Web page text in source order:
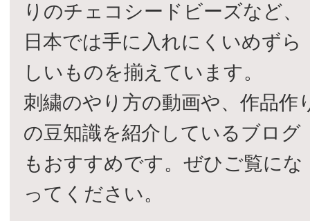
りのチェコシードビーズなど、
日本では手に入れにくいめずら
しいものを揃えています。
刺繍のやり方の動画や、作品作
の豆知識を紹介しているブログ
もおすすめです。ぜひご覧にな
ってください。